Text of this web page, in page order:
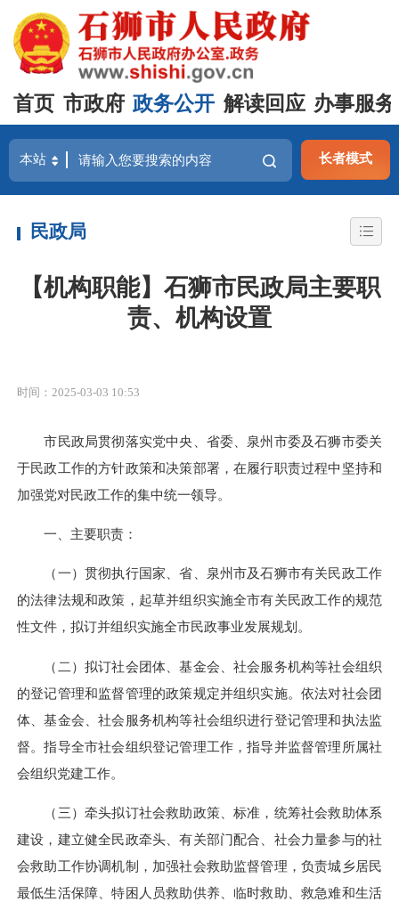
首页 市政府 政务公开 解读回应 办事服务
长者模式
民政局
【机构职能】石狮市民政局主要职
责、机构设置
时间：2025-03-03 10:53
市民政局贯彻落实党中央、省委、泉州市委及石狮市委关
于民政工作的方针政策和决策部署，在履行职责过程中坚持和
加强党对民政工作的集中统一领导。
一、主要职责：
（一）贯彻执行国家、省、泉州市及石狮市有关民政工作
的法律法规和政策，起草并组织实施全市有关民政工作的规范
性文件，拟订并组织实施全市民政事业发展规划。
（二）拟订社会团体、基金会、社会服务机构等社会组织
的登记管理和监督管理的政策规定并组织实施。依法对社会团
体、基金会、社会服务机构等社会组织进行登记管理和执法监
督。指导全市社会组织登记管理工作，指导并监督管理所属社
会组织党建工作。
（三）牵头拟订社会救助政策、标准，统筹社会救助体系
建设，建立健全民政牵头、有关部门配合、社会力量参与的社
会救助工作协调机制，加强社会救助监督管理，负责城乡居民
最低生活保障、特困人员救助供养、临时救助、救急难和生活